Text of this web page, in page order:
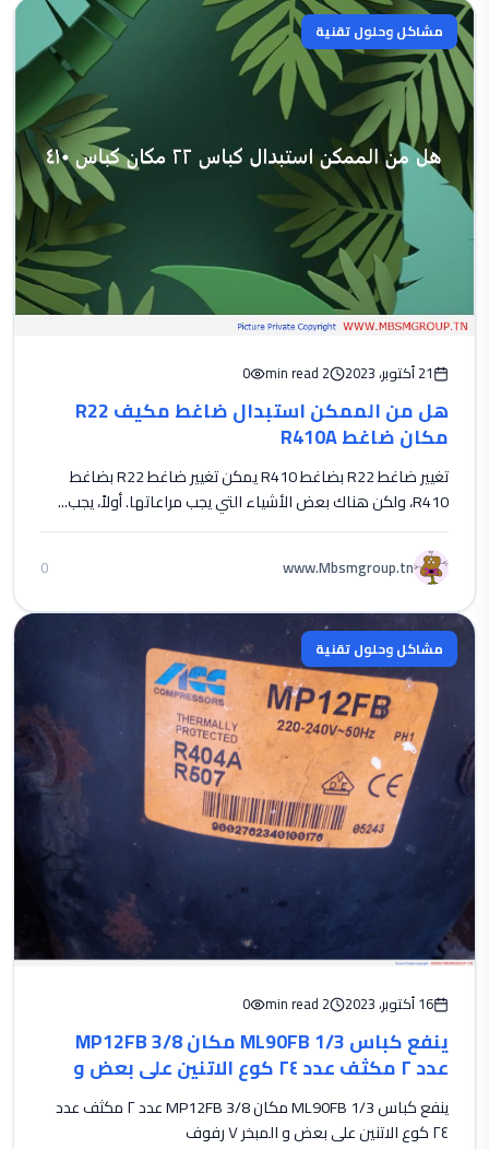
مشاكل وحلول تقنية
21 أكتوبر، 2023 2 min read
0
هل من الممكن استبدال ضاغط مكيف R22
مكان ضاغط R410A
تغيير ضاغط R22 بضاغط R410 يمكن تغيير ضاغط R22 بضاغط
R410، ولكن هناك بعض الأشياء التي يجب مراعاتها. أولاً، يجب...
www.Mbsmgroup.tn
0
مشاكل وحلول تقنية
16 أكتوبر، 2023 2 min read
0
ينفع كباس ML90FB 1/3 مكان 3/8 MP12FB
عدد ٢ مكثف عدد ٢٤ كوع الاتنين على بعض و
المبخر ٧ رفوف
ينفع كباس ML90FB 1/3 مكان 3/8 MP12FB عدد ٢ مكثف عدد
٢٤ كوع الاتنين على بعض و المبخر ٧ رفوف